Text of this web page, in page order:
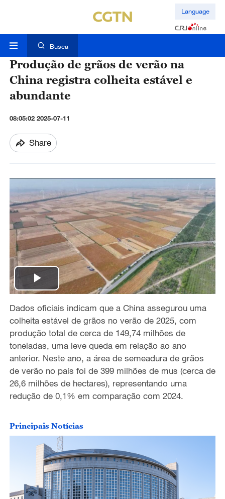
Language
Busca
Produção de grãos de verão na
China registra colheita estável e
abundante
08:05:02 2025-07-11
Share
P
l
a
y
V
i
d
e
o
Dados oficiais indicam que a China assegurou uma
colheita estável de grãos no verão de 2025, com
produção total de cerca de 149,74 milhões de
toneladas, uma leve queda em relação ao ano
anterior. Neste ano, a área de semeadura de grãos
de verão no país foi de 399 milhões de mus (cerca de
26,6 milhões de hectares), representando uma
redução de 0,1% em comparação com 2024.
Principais Notícias